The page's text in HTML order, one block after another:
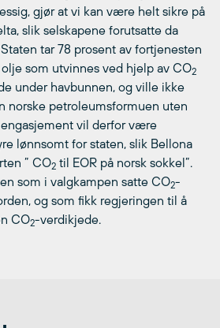
gjør at vi kan være helt sikre på
slik selskapene forutsatte da
tar 78 prosent av fortjenesten
som utvinnes ved hjelp av CO2
under havbunnen, og ville ikke
norske petroleumsformuen uten
vil derfor være
lønnsomt for staten, slik Bellona
” CO2 til EOR på norsk sokkel”.
som i valgkampen satte CO2-
og som fikk regjeringen til å
CO2-verdikjede.